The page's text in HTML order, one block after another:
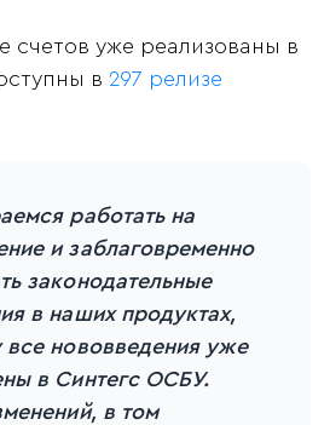
счетов уже реализованы в
в 297 релизе
работать на
и заблаговременно
законодательные
в наших продуктах,
все нововведения уже
в Синтегс ОСБУ.
в том